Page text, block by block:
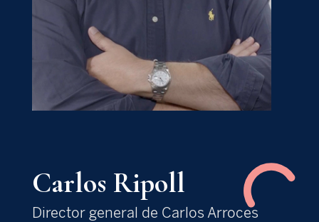
Carlos Ripoll
Director general de Carlos Arroces